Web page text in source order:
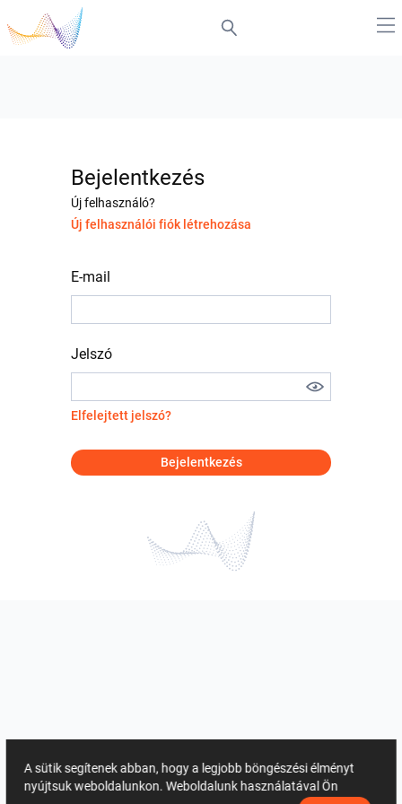
Bejelentkezés
Új felhasználó?
Új felhasználói fiók létrehozása
E-mail
Jelszó
Elfelejtett jelszó?
Bejelentkezés
A sütik segítenek abban, hogy a legjobb böngészési élményt
nyújtsuk weboldalunkon. Weboldalunk használatával Ön